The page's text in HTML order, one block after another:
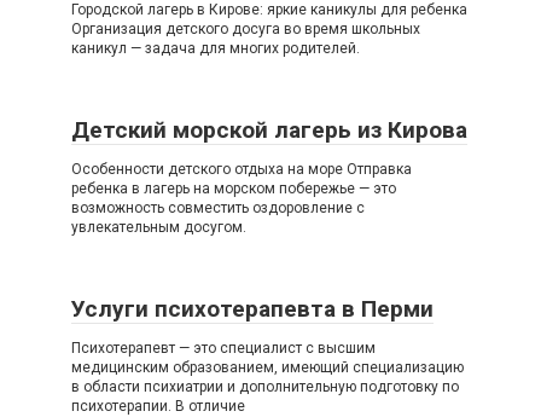
Городской лагерь в Кирове: яркие каникулы для ребенка
Организация детского досуга во время школьных
каникул — задача для многих родителей.
Детский морской лагерь из Кирова
Особенности детского отдыха на море Отправка
ребенка в лагерь на морском побережье — это
возможность совместить оздоровление с
увлекательным досугом.
Услуги психотерапевта в Перми
Психотерапевт — это специалист с высшим
медицинским образованием, имеющий специализацию
в области психиатрии и дополнительную подготовку по
психотерапии. В отличие